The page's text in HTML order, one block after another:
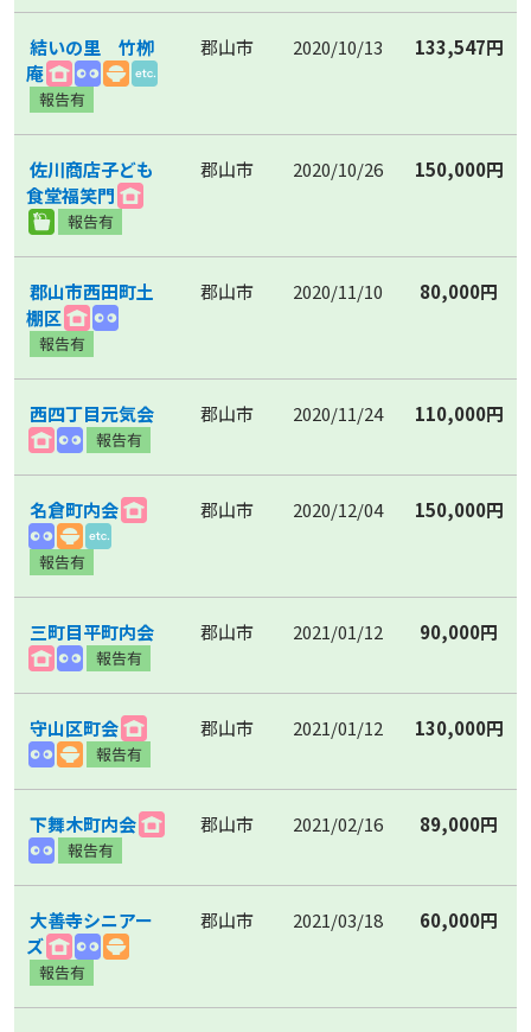
結いの里 竹栁
庵
郡山市 2020/10/13 133,547円
佐川商店子ども
食堂福笑門
郡山市 2020/10/26 150,000円
郡山市西田町土
棚区
郡山市 2020/11/10 80,000円
西四丁目元気会 郡山市 2020/11/24 110,000円
名倉町内会 郡山市 2020/12/04 150,000円
三町目平町内会 郡山市 2021/01/12 90,000円
守山区町会 郡山市 2021/01/12 130,000円
下舞木町内会 郡山市 2021/02/16 89,000円
大善寺シニアー
ズ
郡山市 2021/03/18 60,000円